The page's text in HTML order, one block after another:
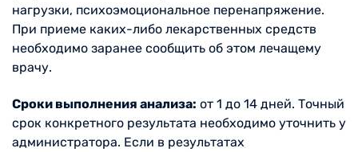
нагрузки, психоэмоциональное перенапряжение.
При приеме каких-либо лекарственных средств
необходимо заранее сообщить об этом лечащему
врачу.
Сроки выполнения анализа: от 1 до 14 дней. Точный
срок конкретного результата необходимо уточнить у
администратора. Если в результатах